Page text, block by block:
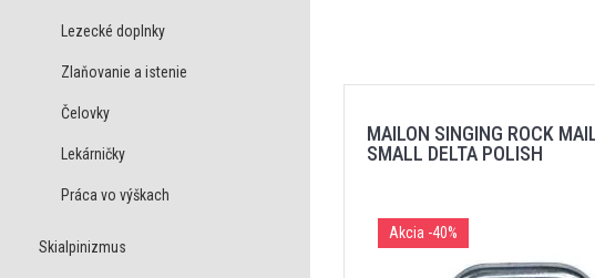
Lezecké doplnky
Zlaňovanie a istenie
Čelovky
Lekárničky
Práca vo výškach
Skialpinizmus
MAILON SINGING ROCK
SMALL DELTA POLISH
Akcia -40%